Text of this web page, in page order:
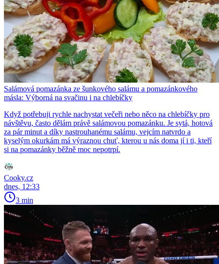
Salámová pomazánka ze šunkového salámu a pomazánkového
másla: Výborná na svačinu i na chlebíčky
Když potřebuji rychle nachystat večeři nebo něco na chlebíčky pro
návštěvu, často dělám právě salámovou pomazánku. Je sytá, hotová
za pár minut a díky nastrouhanému salámu, vejcím natvrdo a
kyselým okurkám má výraznou chuť, kterou u nás doma jí i ti, kteří
si na pomazánky běžně moc nepotrpí.
Cooky.cz
dnes, 12:33
3 min